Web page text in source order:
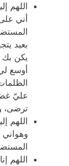
اللهم
أني
بعيد
يكن بك
أوسع
عليّ
ترضى،
اللهم
اللهم